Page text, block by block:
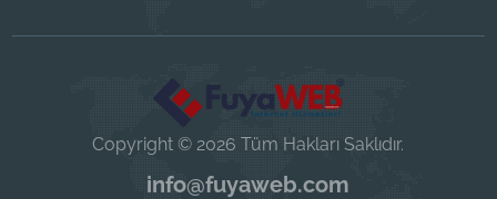
Copyright © 2026 Tüm Hakları Saklıdır.
info@fuyaweb.com